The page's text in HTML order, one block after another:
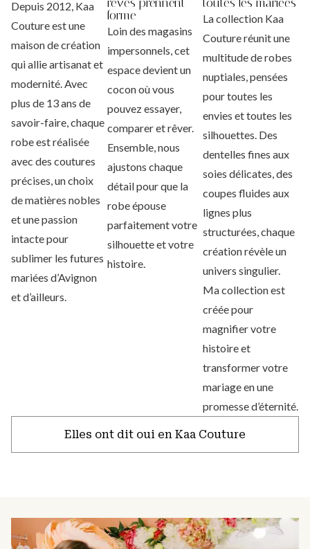
Depuis 2012, Kaa
Couture est une
maison de création
qui allie artisanat et
modernité. Avec
plus de 13 ans de
savoir-faire, chaque
robe est réalisée
avec des coutures
précises, un choix
de matières nobles
et une passion
intacte pour
sublimer les futures
mariées d’Avignon
et d’ailleurs.
forme
Loin des magasins
impersonnels, cet
espace devient un
cocon où vous
pouvez essayer,
comparer et rêver.
Ensemble, nous
ajustons chaque
détail pour que la
robe épouse
parfaitement votre
silhouette et votre
histoire.
La collection Kaa
Couture réunit une
multitude de robes
nuptiales, pensées
pour toutes les
envies et toutes les
silhouettes. Des
dentelles fines aux
soies délicates, des
coupes fluides aux
lignes plus
structurées, chaque
création révèle un
univers singulier.
Ma collection est
créée pour
magnifier votre
histoire et
transformer votre
mariage en une
promesse d’éternité.
Elles ont dit oui en Kaa Couture